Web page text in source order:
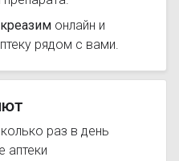
онлайн и
рядом с вами.
раз в день
аптеки